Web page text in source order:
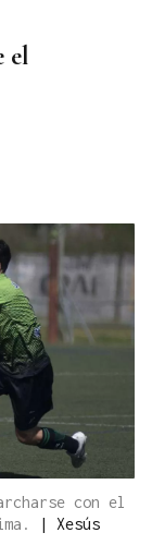
el
con el
| Xesús